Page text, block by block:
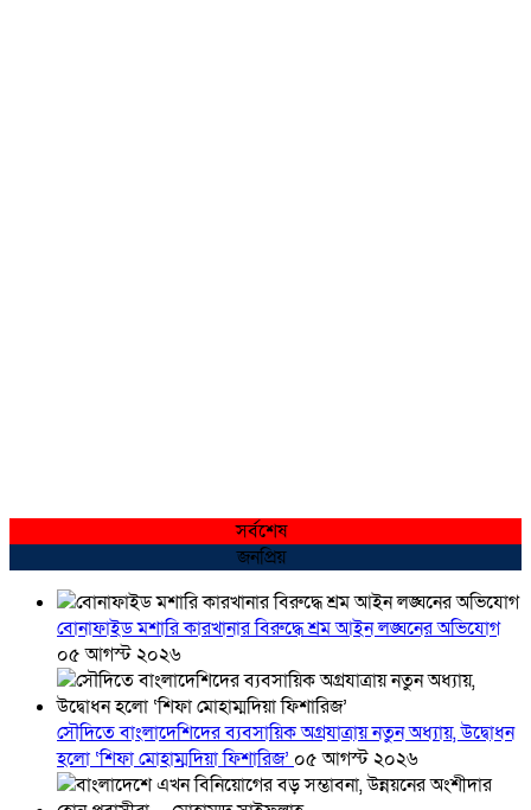
সর্বশেষ
জনপ্রিয়
বোনাফাইড মশারি কারখানার বিরুদ্ধে শ্রম আইন লঙ্ঘনের অভিযোগ
০৫ আগস্ট ২০২৬
সৌদিতে বাংলাদেশিদের ব্যবসায়িক অগ্রযাত্রায় নতুন অধ্যায়, উদ্বোধন
হলো ‘শিফা মোহাম্মদিয়া ফিশারিজ’ ০৫ আগস্ট ২০২৬